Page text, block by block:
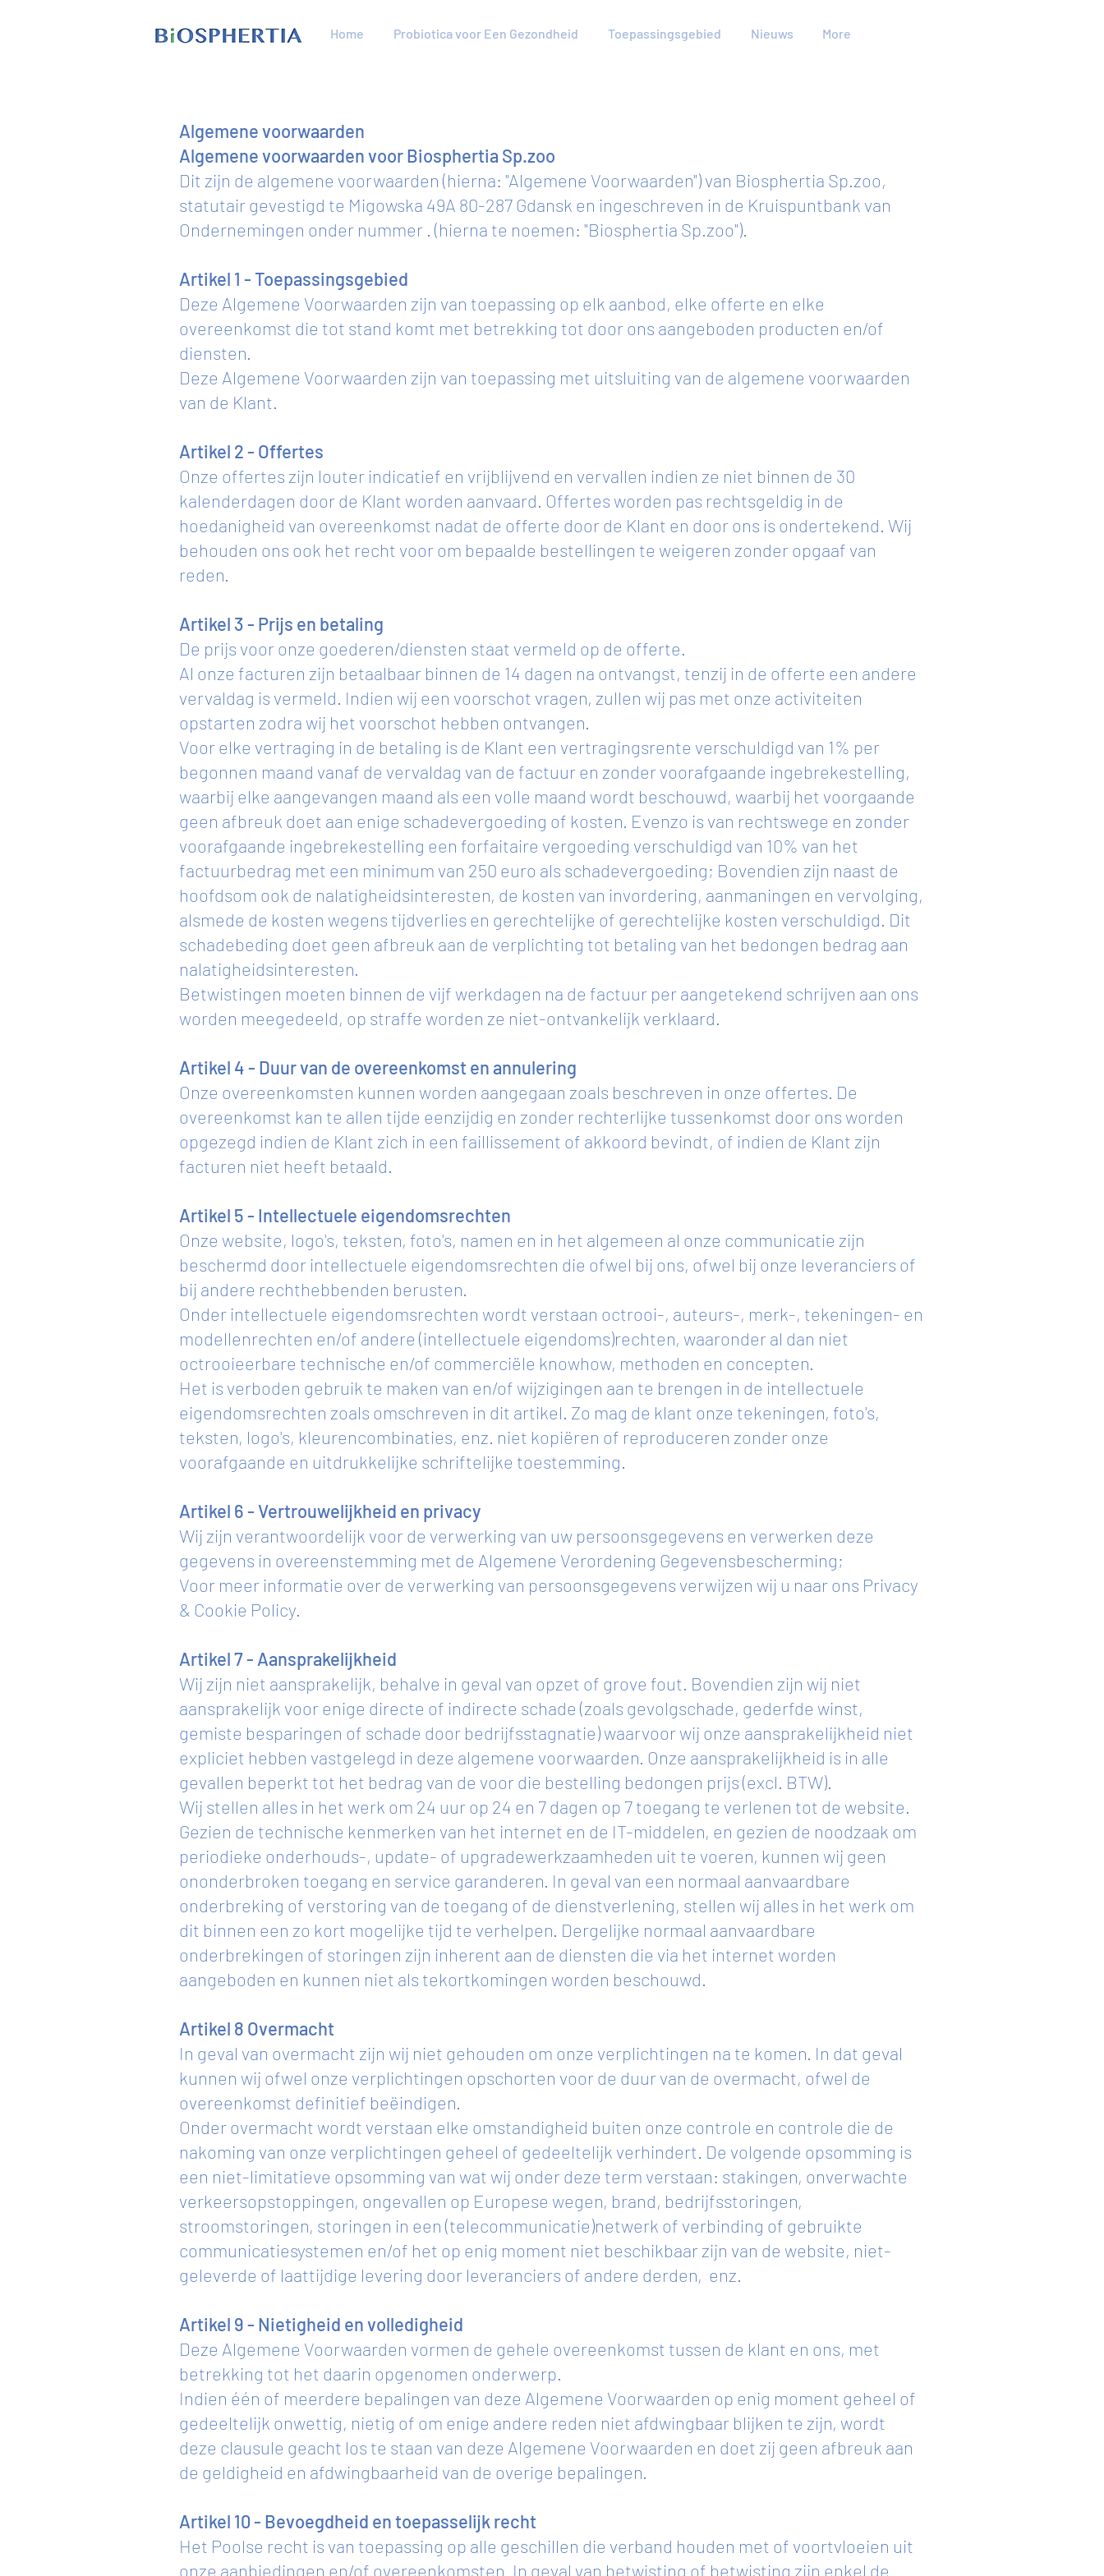
Home Probiotica voor Een Gezondheid Toepassingsgebied Nieuws More
Algemene voorwaarden
Algemene voorwaarden voor Biosphertia Sp.zoo
Dit zijn de algemene voorwaarden (hierna: "Algemene Voorwaarden") van Biosphertia Sp.zoo,
statutair gevestigd te Migowska 49A 80-287 Gdansk en ingeschreven in de Kruispuntbank van
Ondernemingen onder nummer . (hierna te noemen: "Biosphertia Sp.zoo").
Artikel 1 - Toepassingsgebied
Deze Algemene Voorwaarden zijn van toepassing op elk aanbod, elke offerte en elke
overeenkomst die tot stand komt met betrekking tot door ons aangeboden producten en/of
diensten.
Deze Algemene Voorwaarden zijn van toepassing met uitsluiting van de algemene voorwaarden
van de Klant.
Artikel 2 - Offertes
Onze offertes zijn louter indicatief en vrijblijvend en vervallen indien ze niet binnen de 30
kalenderdagen door de Klant worden aanvaard. Offertes worden pas rechtsgeldig in de
hoedanigheid van overeenkomst nadat de offerte door de Klant en door ons is ondertekend. Wij
behouden ons ook het recht voor om bepaalde bestellingen te weigeren zonder opgaaf van
reden.
Artikel 3 - Prijs en betaling
De prijs voor onze goederen/diensten staat vermeld op de offerte.
Al onze facturen zijn betaalbaar binnen de 14 dagen na ontvangst, tenzij in de offerte een andere
vervaldag is vermeld. Indien wij een voorschot vragen, zullen wij pas met onze activiteiten
opstarten zodra wij het voorschot hebben ontvangen.
Voor elke vertraging in de betaling is de Klant een vertragingsrente verschuldigd van 1% per
begonnen maand vanaf de vervaldag van de factuur en zonder voorafgaande ingebrekestelling,
waarbij elke aangevangen maand als een volle maand wordt beschouwd, waarbij het voorgaande
geen afbreuk doet aan enige schadevergoeding of kosten. Evenzo is van rechtswege en zonder
voorafgaande ingebrekestelling een forfaitaire vergoeding verschuldigd van 10% van het
factuurbedrag met een minimum van 250 euro als schadevergoeding; Bovendien zijn naast de
hoofdsom ook de nalatigheidsinteresten, de kosten van invordering, aanmaningen en vervolging,
alsmede de kosten wegens tijdverlies en gerechtelijke of gerechtelijke kosten verschuldigd. Dit
schadebeding doet geen afbreuk aan de verplichting tot betaling van het bedongen bedrag aan
nalatigheidsinteresten.
Betwistingen moeten binnen de vijf werkdagen na de factuur per aangetekend schrijven aan ons
worden meegedeeld, op straffe worden ze niet-ontvankelijk verklaard.
Artikel 4 - Duur van de overeenkomst en annulering
Onze overeenkomsten kunnen worden aangegaan zoals beschreven in onze offertes. De
overeenkomst kan te allen tijde eenzijdig en zonder rechterlijke tussenkomst door ons worden
opgezegd indien de Klant zich in een faillissement of akkoord bevindt, of indien de Klant zijn
facturen niet heeft betaald.
Artikel 5 - Intellectuele eigendomsrechten
Onze website, logo's, teksten, foto's, namen en in het algemeen al onze communicatie zijn
beschermd door intellectuele eigendomsrechten die ofwel bij ons, ofwel bij onze leveranciers of
bij andere rechthebbenden berusten.
Onder intellectuele eigendomsrechten wordt verstaan octrooi-, auteurs-, merk-, tekeningen- en
modellenrechten en/of andere (intellectuele eigendoms)rechten, waaronder al dan niet
octrooieerbare technische en/of commerciële knowhow, methoden en concepten.
Het is verboden gebruik te maken van en/of wijzigingen aan te brengen in de intellectuele
eigendomsrechten zoals omschreven in dit artikel. Zo mag de klant onze tekeningen, foto's,
teksten, logo's, kleurencombinaties, enz. niet kopiëren of reproduceren zonder onze
voorafgaande en uitdrukkelijke schriftelijke toestemming.
Artikel 6 - Vertrouwelijkheid en privacy
Wij zijn verantwoordelijk voor de verwerking van uw persoonsgegevens en verwerken deze
gegevens in overeenstemming met de Algemene Verordening Gegevensbescherming;
Voor meer informatie over de verwerking van persoonsgegevens verwijzen wij u naar ons Privacy
& Cookie Policy.
Artikel 7 - Aansprakelijkheid
Wij zijn niet aansprakelijk, behalve in geval van opzet of grove fout. Bovendien zijn wij niet
aansprakelijk voor enige directe of indirecte schade (zoals gevolgschade, gederfde winst,
gemiste besparingen of schade door bedrijfsstagnatie) waarvoor wij onze aansprakelijkheid niet
expliciet hebben vastgelegd in deze algemene voorwaarden. Onze aansprakelijkheid is in alle
gevallen beperkt tot het bedrag van de voor die bestelling bedongen prijs (excl. BTW).
Wij stellen alles in het werk om 24 uur op 24 en 7 dagen op 7 toegang te verlenen tot de website.
Gezien de technische kenmerken van het internet en de IT-middelen, en gezien de noodzaak om
periodieke onderhouds-, update- of upgradewerkzaamheden uit te voeren, kunnen wij geen
ononderbroken toegang en service garanderen. In geval van een normaal aanvaardbare
onderbreking of verstoring van de toegang of de dienstverlening, stellen wij alles in het werk om
dit binnen een zo kort mogelijke tijd te verhelpen. Dergelijke normaal aanvaardbare
onderbrekingen of storingen zijn inherent aan de diensten die via het internet worden
aangeboden en kunnen niet als tekortkomingen worden beschouwd.
Artikel 8 Overmacht
In geval van overmacht zijn wij niet gehouden om onze verplichtingen na te komen. In dat geval
kunnen wij ofwel onze verplichtingen opschorten voor de duur van de overmacht, ofwel de
overeenkomst definitief beëindigen.
Onder overmacht wordt verstaan elke omstandigheid buiten onze controle en controle die de
nakoming van onze verplichtingen geheel of gedeeltelijk verhindert. De volgende opsomming is
een niet-limitatieve opsomming van wat wij onder deze term verstaan: stakingen, onverwachte
verkeersopstoppingen, ongevallen op Europese wegen, brand, bedrijfsstoringen,
stroomstoringen, storingen in een (telecommunicatie)netwerk of verbinding of gebruikte
communicatiesystemen en/of het op enig moment niet beschikbaar zijn van de website, niet-
geleverde of laattijdige levering door leveranciers of andere derden, enz.
Artikel 9 - Nietigheid en volledigheid
Deze Algemene Voorwaarden vormen de gehele overeenkomst tussen de klant en ons, met
betrekking tot het daarin opgenomen onderwerp.
Indien één of meerdere bepalingen van deze Algemene Voorwaarden op enig moment geheel of
gedeeltelijk onwettig, nietig of om enige andere reden niet afdwingbaar blijken te zijn, wordt
deze clausule geacht los te staan van deze Algemene Voorwaarden en doet zij geen afbreuk aan
de geldigheid en afdwingbaarheid van de overige bepalingen.
Artikel 10 - Bevoegdheid en toepasselijk recht
Het Poolse recht is van toepassing op alle geschillen die verband houden met of voortvloeien uit
onze aanbiedingen en/of overeenkomsten. In geval van betwisting of betwisting zijn enkel de